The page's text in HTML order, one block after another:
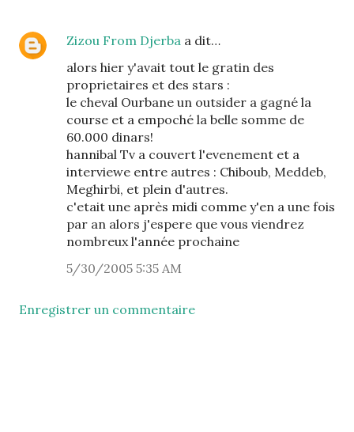
Zizou From Djerba a dit…
alors hier y'avait tout le gratin des
proprietaires et des stars :
le cheval Ourbane un outsider a gagné la
course et a empoché la belle somme de
60.000 dinars!
hannibal Tv a couvert l'evenement et a
interviewe entre autres : Chiboub, Meddeb,
Meghirbi, et plein d'autres.
c'etait une après midi comme y'en a une fois
par an alors j'espere que vous viendrez
nombreux l'année prochaine
5/30/2005 5:35 AM
Enregistrer un commentaire